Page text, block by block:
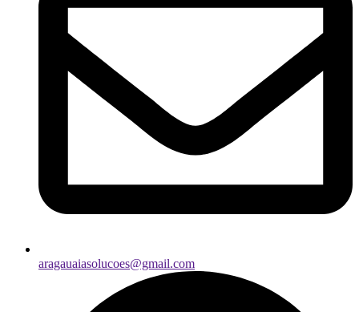
aragauaiasolucoes@gmail.com